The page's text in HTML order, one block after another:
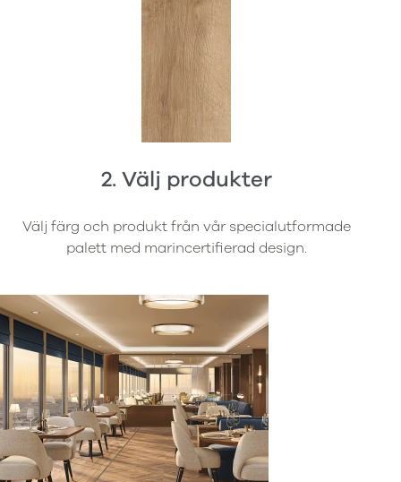
2. Välj produkter
Välj färg och produkt från vår specialutformade
palett med marincertifierad design.